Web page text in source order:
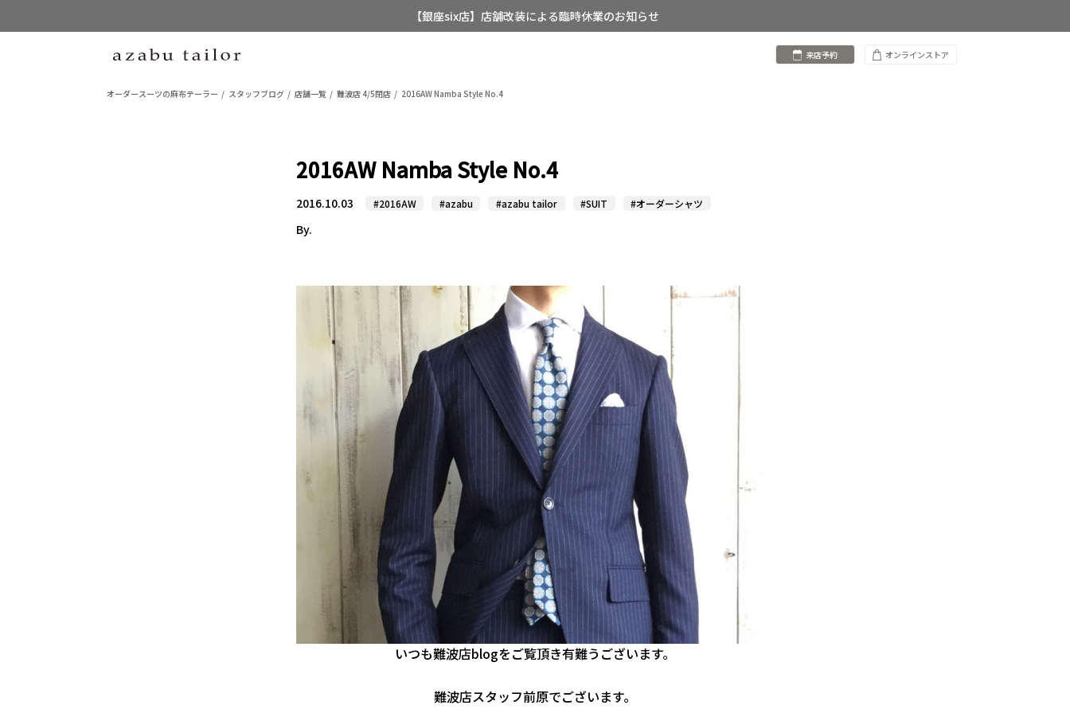
【店舗限定】レディースオーダースーツ
来店予約 オンラインストア
オーダースーツの麻布テーラー スタッフブログ 店舗一覧 難波店 4/5閉店 2016AW Namba Style No.4
2016AW Namba Style No.4
2016.10.03 #2016AW #azabu #azabu tailor #SUIT #オーダーシャツ
By.
いつも難波店blogをご覧頂き有難うございます。
難波店スタッフ前原でございます。